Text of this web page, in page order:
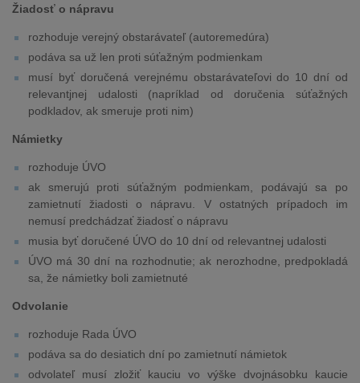
Žiadosť o nápravu
rozhoduje verejný obstarávateľ (autoremedúra)
podáva sa už len proti súťažným podmienkam
musí byť doručená verejnému obstarávateľovi do 10 dní od
relevantjnej udalosti (napríklad od doručenia súťažných
podkladov, ak smeruje proti nim)
Námietky
rozhoduje ÚVO
ak smerujú proti súťažným podmienkam, podávajú sa po
zamietnutí žiadosti o nápravu. V ostatných prípadoch im
nemusí predchádzať žiadosť o nápravu
musia byť doručené ÚVO do 10 dní od relevantnej udalosti
ÚVO má 30 dní na rozhodnutie; ak nerozhodne, predpokladá
sa, že námietky boli zamietnuté
Odvolanie
rozhoduje Rada ÚVO
podáva sa do desiatich dní po zamietnutí námietok
odvolateľ musí zložiť kauciu vo výške dvojnásobku kaucie